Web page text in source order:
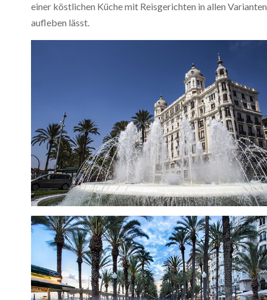
einer köstlichen Küche mit Reisgerichten in allen
aufleben lässt.